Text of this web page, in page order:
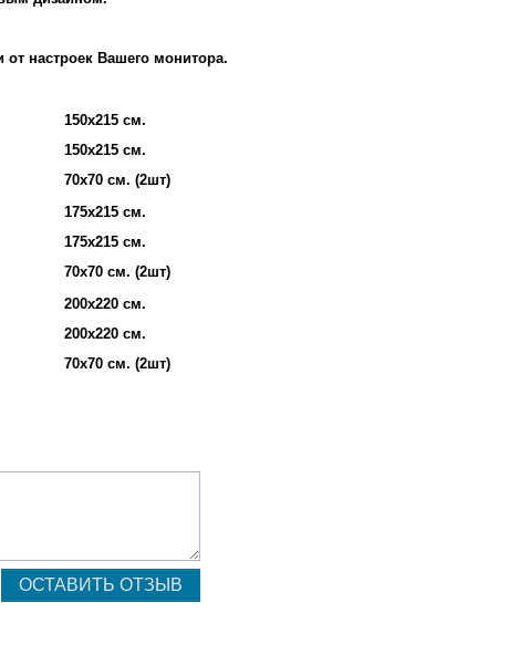
от настроек Вашего монитора.
150х215 см.
150х215 см.
70х70 см. (2шт)
175х215 см.
175х215 см.
70х70 см. (2шт)
200х220 см.
200х220 см.
70х70 см. (2шт)